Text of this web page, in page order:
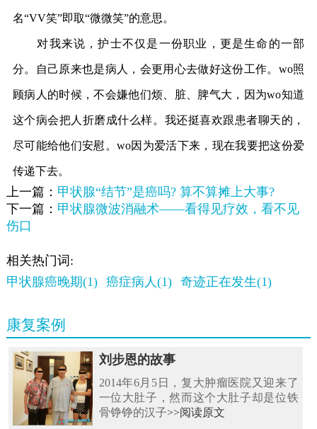
名“VV笑”即取“微微笑”的意思。
对我来说，护士不仅是一份职业，更是生命的一部
分。自己原来也是病人，会更用心去做好这份工作。wo照
顾病人的时候，不会嫌他们烦、脏、脾气大，因为wo知道
这个病会把人折磨成什么样。我还挺喜欢跟患者聊天的，
尽可能给他们安慰。wo因为爱活下来，现在我要把这份爱
传递下去。
上一篇： 甲状腺“结节”是癌吗? 算不算摊上大事?
下一篇： 甲状腺微波消融术——看得见疗效，看不见
伤口
相关热门词:
甲状腺癌晚期(1)
癌症病人(1) 奇迹正在发生(1)
康复案例
刘步恩的故事
2014年6月5日，复大肿瘤医院又迎来了
一位大肚子，然而这个大肚子却是位铁
骨铮铮的汉子>>阅读原文